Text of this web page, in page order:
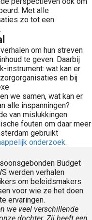
Met alle
zo tot een
om hun streven
te geven. Daarbij
instrument: wat kan er
en bij
we samen, wat kan er
alle inspanningen?
van mislukkingen.
fouten om daar meer
gebruikt
onderzoek.
Budget
werden verhalen
om beleidsmakers
voor wie ze het doen.
ervaringen.
we veel verschillende